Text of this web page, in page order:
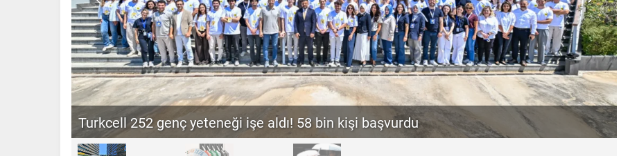
Türker VEYAŞ halka arz ediliyor! 12-13-14 Ağustos’ta talep toplayacak